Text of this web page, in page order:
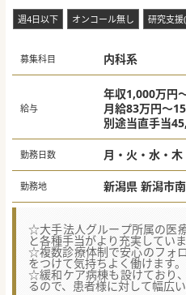
週4日以下 オンコール無し 研究支援
募集科目 内科系
給与
年収1,000万円
月給83万円～
別途当直手当
別途日当直手
勤務日数 月・火・水・
勤務地 新潟県 新潟
☆大手法人グループ所属の医
と各種手当がより充実してい
☆複数診療体制で安心のフォ
をつけて気持ちよく働けます。
☆緩和ケア病棟も設けており
るので、患者様に対して幅広